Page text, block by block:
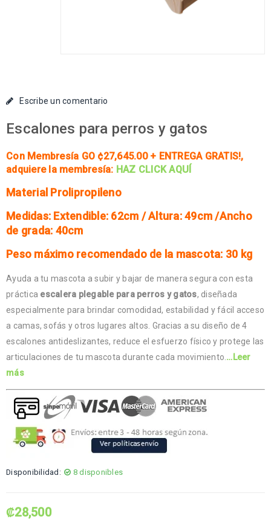
Escribe un comentario
Escalones para perros y gatos
Con Membresía GO ¢27,645.00 + ENTREGA GRATIS!,
adquiere la membresía: HAZ CLICK AQUÍ
Material Prolipropileno
Medidas: Extendible: 62cm / Altura: 49cm /Ancho
de grada: 40cm
Peso máximo recomendado de la mascota: 30 kg
Ayuda a tu mascota a subir y bajar de manera segura con esta
práctica escalera plegable para perros y gatos, diseñada
especialmente para brindar comodidad, estabilidad y fácil acceso
a camas, sofás y otros lugares altos. Gracias a su diseño de 4
escalones antideslizantes, reduce el esfuerzo físico y protege las
articulaciones de tu mascota durante cada movimiento. …Leer
más
Disponibilidad: 8 disponibles
₡28,500